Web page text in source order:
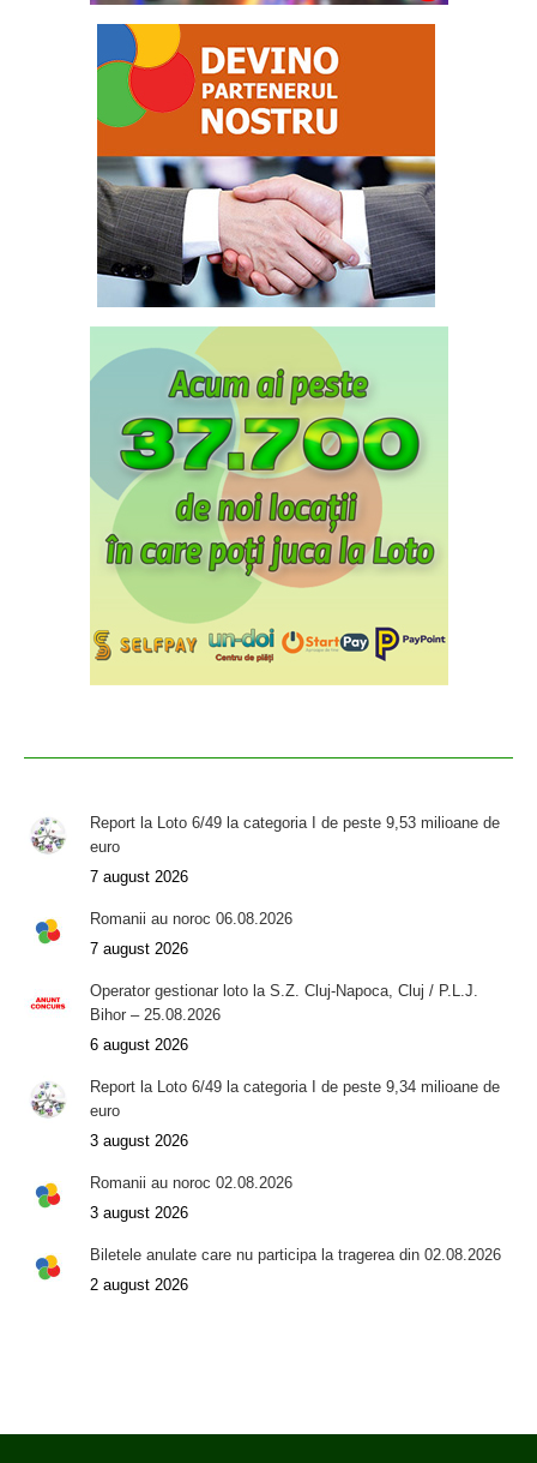
Report la Loto 6/49 la categoria I de peste 9,53 milioane de
euro
7 august 2026
Romanii au noroc 06.08.2026
7 august 2026
Operator gestionar loto la S.Z. Cluj-Napoca, Cluj / P.L.J.
Bihor – 25.08.2026
6 august 2026
Report la Loto 6/49 la categoria I de peste 9,34 milioane de
euro
3 august 2026
Romanii au noroc 02.08.2026
3 august 2026
Biletele anulate care nu participa la tragerea din 02.08.2026
2 august 2026